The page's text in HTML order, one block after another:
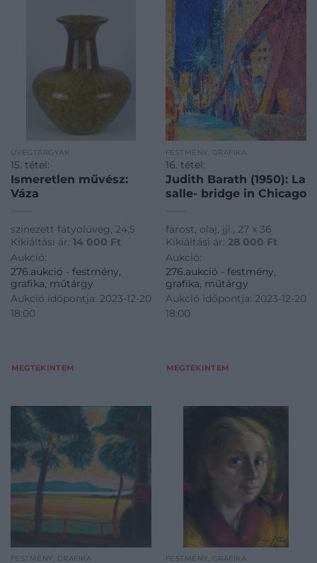
ÜVEGTÁRGYAK
15. tétel:
Ismeretlen művész:
Váza
szinezett fátyolüveg, 24,5
Kikiáltási ár: 14 000 Ft
Aukció:
276.aukció - festmény,
grafika, műtárgy
Aukció időpontja: 2023-12-20
18:00
MEGTEKINTEM
FESTMÉNY, GRAFIKA
16. tétel:
Judith Barath (1950): La
salle- bridge in Chicago
farost, olaj, jjl., 27 x 36
Kikiáltási ár: 28 000 Ft
Aukció:
276.aukció - festmény,
grafika, műtárgy
Aukció időpontja: 2023-12-20
18:00
MEGTEKINTEM
FESTMÉNY, GRAFIKA FESTMÉNY, GRAFIKA